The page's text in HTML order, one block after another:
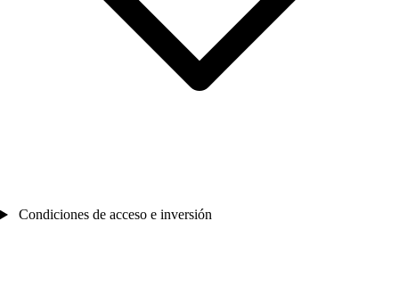
Condiciones de acceso e inversión